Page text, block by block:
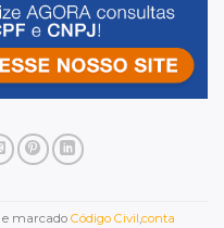
e marcado Código Civil,conta